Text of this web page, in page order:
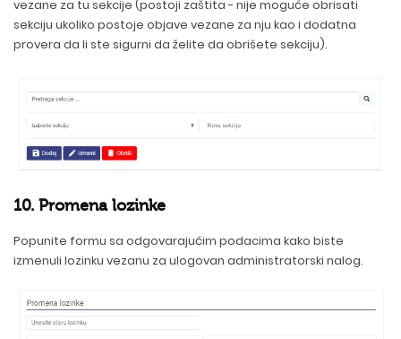
vezane za tu sekcije (postoji zaštita - nije moguće obrisati
sekciju ukoliko postoje objave vezane za nju kao i dodatna
provera da li ste sigurni da želite da obrišete sekciju).
10. Promena lozinke
Popunite formu sa odgovarajućim podacima kako biste
izmenuli lozinku vezanu za ulogovan administratorski nalog.